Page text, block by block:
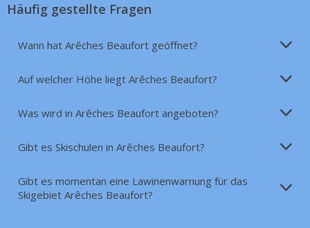
Häufig gestellte Fragen
Wann hat Arêches Beaufort geöffnet?
Auf welcher Höhe liegt Arêches Beaufort?
Was wird in Arêches Beaufort angeboten?
Gibt es Skischulen in Arêches Beaufort?
Gibt es momentan eine Lawinenwarnung für das
Skigebiet Arêches Beaufort?